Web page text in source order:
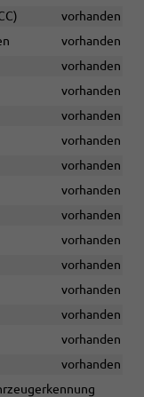
vorhanden
vorhanden
vorhanden
vorhanden
vorhanden
vorhanden
vorhanden
vorhanden
vorhanden
vorhanden
vorhanden
vorhanden
vorhanden
vorhanden
vorhanden